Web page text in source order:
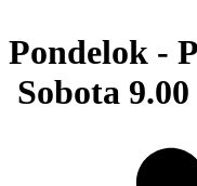
Pondelok -
Sobota